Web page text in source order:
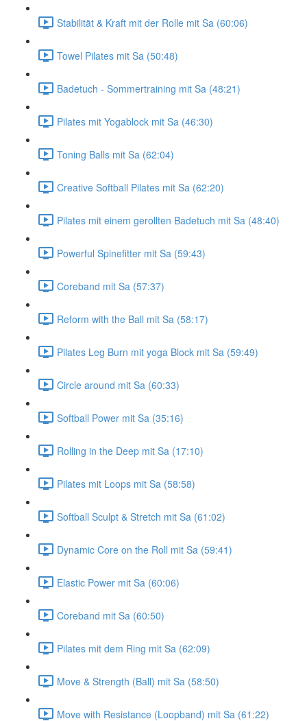
Stabilität & Kraft mit der Rolle mit Sa (60:06)
Towel Pilates mit Sa (50:48)
Badetuch - Sommertraining mit Sa (48:21)
Pilates mit Yogablock mit Sa (46:30)
Toning Balls mit Sa (62:04)
Creative Softball Pilates mit Sa (62:20)
Pilates mit einem gerollten Badetuch mit Sa (48:40)
Powerful Spinefitter mit Sa (59:43)
Coreband mit Sa (57:37)
Reform with the Ball mit Sa (58:17)
Pilates Leg Burn mit yoga Block mit Sa (59:49)
Circle around mit Sa (60:33)
Softball Power mit Sa (35:16)
Rolling in the Deep mit Sa (17:10)
Pilates mit Loops mit Sa (58:58)
Softball Sculpt & Stretch mit Sa (61:02)
Dynamic Core on the Roll mit Sa (59:41)
Elastic Power mit Sa (60:06)
Coreband mit Sa (60:50)
Pilates mit dem Ring mit Sa (62:09)
Move & Strength (Ball) mit Sa (58:50)
Move with Resistance (Loopband) mit Sa (61:22)